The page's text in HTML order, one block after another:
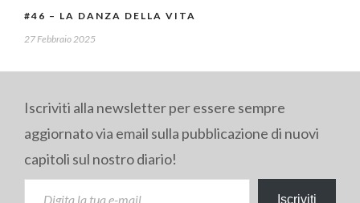
#46 – LA DANZA DELLA VITA
27 Febbraio 2025
Iscriviti alla newsletter per essere sempre
aggiornato via email sulla pubblicazione di nuovi
capitoli sul nostro diario!
DIGITA LA TUA E-MAIL...
Iscriviti